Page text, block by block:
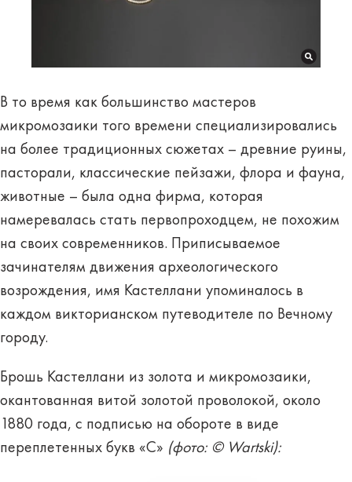
В то время как большинство мастеров
микромозаики того времени специализировались
на более традиционных сюжетах – древние руины,
пасторали, классические пейзажи, флора и фауна,
животные – была одна фирма, которая
намеревалась стать первопроходцем, не похожим
на своих современников. Приписываемое
зачинателям движения археологического
возрождения, имя Кастеллани упоминалось в
каждом викторианском путеводителе по Вечному
городу.
Брошь Кастеллани из золота и микромозаики,
окантованная витой золотой проволокой, около
1880 года, с подписью на обороте в виде
переплетенных букв «C» (фото: © Wartski):